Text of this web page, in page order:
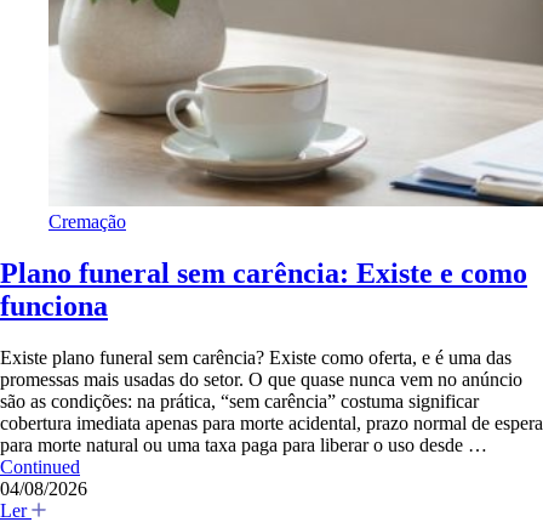
Cremação
Plano funeral sem carência: Existe e como
funciona
Existe plano funeral sem carência? Existe como oferta, e é uma das
promessas mais usadas do setor. O que quase nunca vem no anúncio
são as condições: na prática, “sem carência” costuma significar
cobertura imediata apenas para morte acidental, prazo normal de espera
para morte natural ou uma taxa paga para liberar o uso desde …
Continued
04/08/2026
Ler